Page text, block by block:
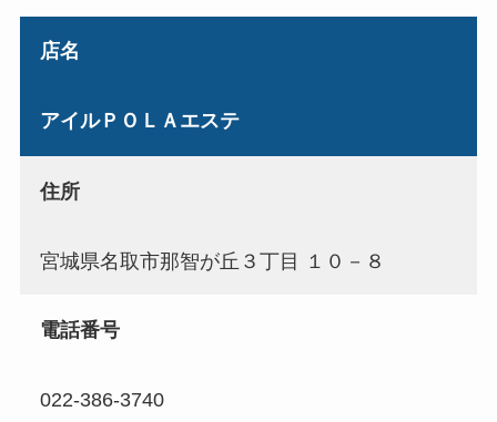
店名
アイルＰＯＬＡエステ
住所
宮城県名取市那智が丘３丁目 １０－８
電話番号
022-386-3740